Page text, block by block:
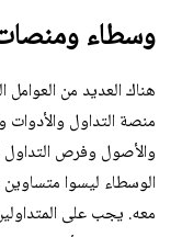
وسطاء ومنصات
هناك العديد من
منصة التداول والأدوات
والأصول وفرص التداول
الوسطاء ليسوا
معه. يجب على